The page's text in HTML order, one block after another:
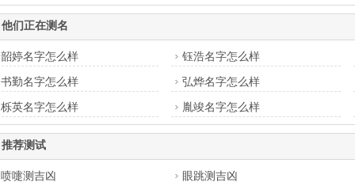
他们正在测名
韶婷名字怎么样 钰浩名字怎么样
书勤名字怎么样 弘烨名字怎么样
栎英名字怎么样 胤竣名字怎么样
推荐测试
喷嚏测吉凶 眼跳测吉凶